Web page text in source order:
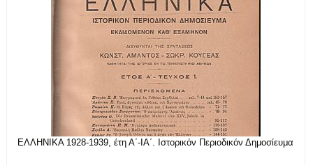
ΕΛΛΗΝΙΚΑ 1928-1939, έτη Α΄-ΙΑ΄. Ιστορικόν Περιοδικόν Δημοσίευμα